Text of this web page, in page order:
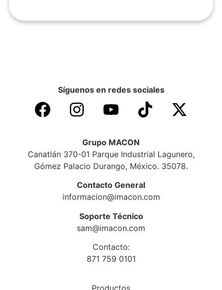
Síguenos en redes sociales
Grupo MACON
Canatlán 370-01 Parque Industrial Lagunero,
Gómez Palacio Durango, México. 35078.
Contacto General
informacion@imacon.com
Soporte Técnico
sam@imacon.com
Contacto:
871 759 0101
Productos